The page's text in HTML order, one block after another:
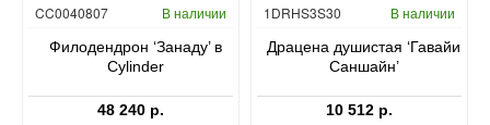
CC0040807 В наличии
Филодендрон ‘Занаду’ в
Cylinder
48 240 р.
Гидропоника
1DRHS3S30 В наличии
Драцена душистая ‘Гавайи
Саншайн’
10 512 р.